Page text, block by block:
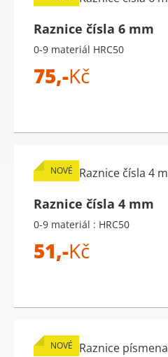
Raznice čísla 6 mm
0-9 materiál HRC50
75,-Kč
NOVÉ
Raznice čísla 4 mm
0-9 materiál : HRC50
51,-Kč
NOVÉ